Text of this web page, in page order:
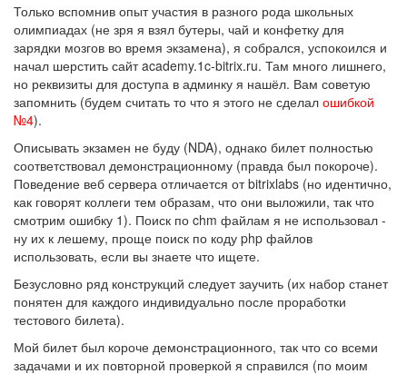
Только вспомнив опыт участия в разного рода школьных
олимпиадах (не зря я взял бутеры, чай и конфетку для
зарядки мозгов во время экзамена), я собрался, успокоился и
начал шерстить сайт academy.1c-bitrix.ru. Там много лишнего,
но реквизиты для доступа в админку я нашёл. Вам советую
запомнить (будем считать то что я этого не сделал ошибкой
№4).
Описывать экзамен не буду (NDA), однако билет полностью
соответствовал демонстрационному (правда был покороче).
Поведение веб сервера отличается от bitrixlabs (но идентично,
как говорят коллеги тем образам, что они выложили, так что
смотрим ошибку 1). Поиск по chm файлам я не использовал -
ну их к лешему, проще поиск по коду php файлов
использовать, если вы знаете что ищете.
Безусловно ряд конструкций следует заучить (их набор станет
понятен для каждого индивидуально после проработки
тестового билета).
Мой билет был короче демонстрационного, так что со всеми
задачами и их повторной проверкой я справился (по моим